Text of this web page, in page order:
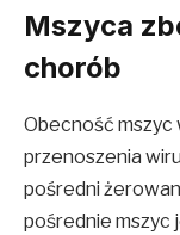
Mszyca
chorób
Obecność mszyc
przenoszenia
pośredni
pośrednie mszyc